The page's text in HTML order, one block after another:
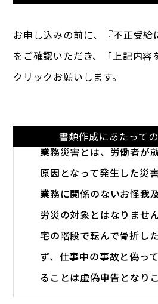
お申し込みの前に、『不正受給
をご確認いただき、
「上記内
クリックお願いします。
書類作成にあたって
業務災害とは、労働者が
原因となって発生した災
業務に関係のないお怪我
労災の対象とはなりませ
宅の階段で転んで骨折し
ず、仕事中の事故と偽っ
ることは虚偽申告となり
虚偽の労災申請をした場